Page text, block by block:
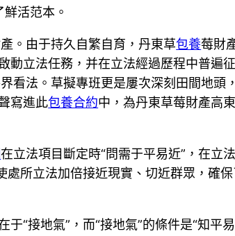
活范本。
。由于持久自繁自育，丹東草包養莓財
動立法任務，并在立法經過歷程中普遍
看法。草擬專班更是屢次深刻田間地頭
寫進此包養合約中，為丹東草莓財產高
在立法項目斷定時“問需于平易近”，在立
處所立法加倍接近現實、切近群眾，確
“接地氣”，而“接地氣”的條件是“知平